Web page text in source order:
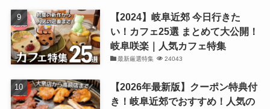
【2024】岐阜近郊 今日行きた
い！カフェ25選 まとめて大公開！
岐阜咲楽｜人気カフェ特集
最新厳選特集 24043
【2026年最新版】クーポン特典付
き！岐阜近郊でおすすめ！人気の